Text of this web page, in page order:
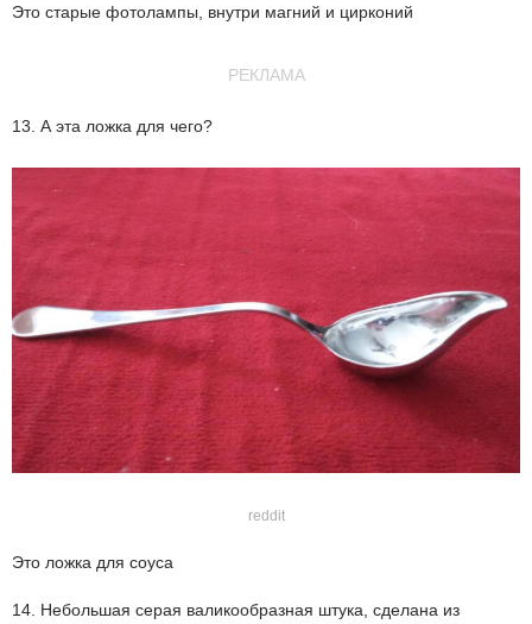
Это старые фотолампы, внутри магний и цирконий
РЕКЛАМА
13. А эта ложка для чего?
reddit
Это ложка для соуса
14. Небольшая серая валикообразная штука, сделана из